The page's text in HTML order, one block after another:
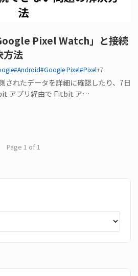
Pixel Watch」と接続
方法
#Android#Google Pixel#Pixel+7
れたデータを詳細に確認したり、7日
アプリ経由で Fitbit ア…
Page 1 of 1